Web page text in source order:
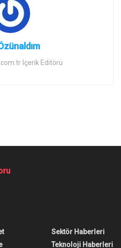
İçerik Editörü
Kaldırma İçin